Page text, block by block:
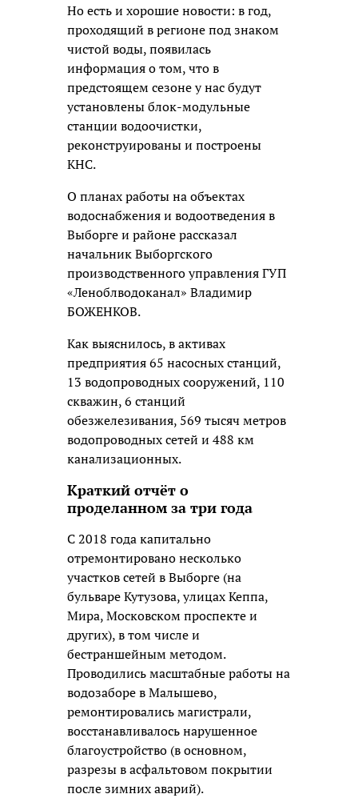
Но есть и хорошие новости: в год,
проходящий в регионе под знаком
чистой воды, появилась
информация о том, что в
предстоящем сезоне у нас будут
установлены блок-модульные
станции водоочистки,
реконструированы и построены
КНС.
О планах работы на объектах
водоснабжения и водоотведения в
Выборге и районе рассказал
начальник Выборгского
производственного управления ГУП
«Леноблводоканал» Владимир
БОЖЕНКОВ.
Как выяснилось, в активах
предприятия 65 насосных станций,
13 водопроводных сооружений, 110
скважин, 6 станций
обезжелезивания, 569 тысяч метров
водопроводных сетей и 488 км
канализационных.
Краткий отчёт о
проделанном за три года
С 2018 года капитально
отремонтировано несколько
участков сетей в Выборге (на
бульваре Кутузова, улицах Кеппа,
Мира, Московском проспекте и
других), в том числе и
бестраншейным методом.
Проводились масштабные работы на
водозаборе в Малышево,
ремонтировались магистрали,
восстанавливалось нарушенное
благоустройство (в основном,
разрезы в асфальтовом покрытии
после зимних аварий).